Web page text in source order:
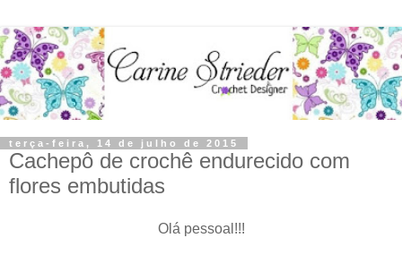
terça-feira, 14 de julho de 2015
Cachepô de crochê endurecido com
flores embutidas
Olá pessoal!!!